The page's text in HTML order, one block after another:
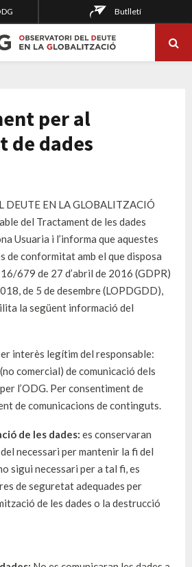
Butlletí
per al
de dades
DEUTE EN LA GLOBALITZACIÓ
del Tractament de les dades
Usuaria i l’informa que aquestes
de conformitat amb el que disposa
679 de 27 d’abril de 2016 (GDPR)
de 5 de desembre (LOPDGDD),
la següent informació del
interès legítim del responsable:
comercial) de comunicació dels
l’ODG. Per consentiment de
de comunicacions de continguts.
de les dades: es conservaran
necessari per mantenir la fi del
sigui necessari per a tal fi, es
de seguretat adequades per
de les dades o la destrucció